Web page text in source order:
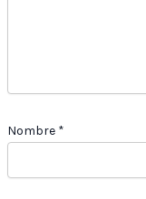
Nombre *